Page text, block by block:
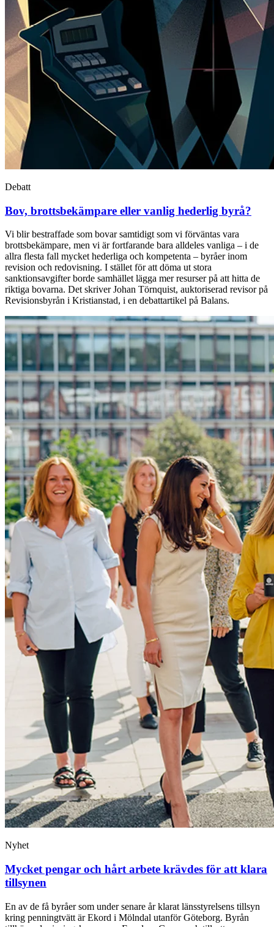
Debatt
Bov, brottsbekämpare eller vanlig hederlig byrå?
Vi blir bestraffade som bovar samtidigt som vi förväntas vara
brottsbekämpare, men vi är fortfarande bara alldeles vanliga – i de
allra flesta fall mycket hederliga och kompetenta – byråer inom
revision och redovisning. I stället för att döma ut stora
sanktionsavgifter borde samhället lägga mer resurser på att hitta de
riktiga bovarna. Det skriver Johan Törnquist, auktoriserad revisor på
Revisionsbyrån i Kristianstad, i en debattartikel på Balans.
Nyhet
Mycket pengar och hårt arbete krävdes för att klara
tillsynen
En av de få byråer som under senare år klarat länsstyrelsens tillsyn
kring penningtvätt är Ekord i Mölndal utanför Göteborg. Byrån